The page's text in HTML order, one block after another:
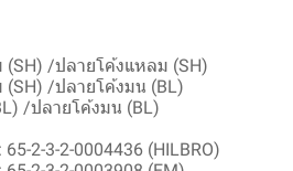
/ปลายโค้งแหลม (SH)
/ปลายโค้งมน (BL)
/ปลายโค้งมน (BL)
2-3-2-0004436 (HILBRO)